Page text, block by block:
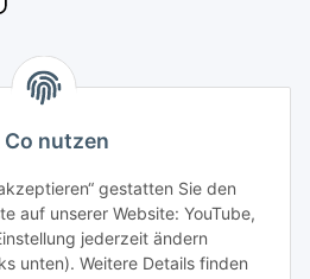
nutzen
gestatten Sie den
auf unserer Website: YouTube,
jederzeit ändern
unten). Weitere Details finden